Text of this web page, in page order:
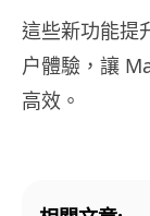
這些新功能提
户體驗，讓
高效。